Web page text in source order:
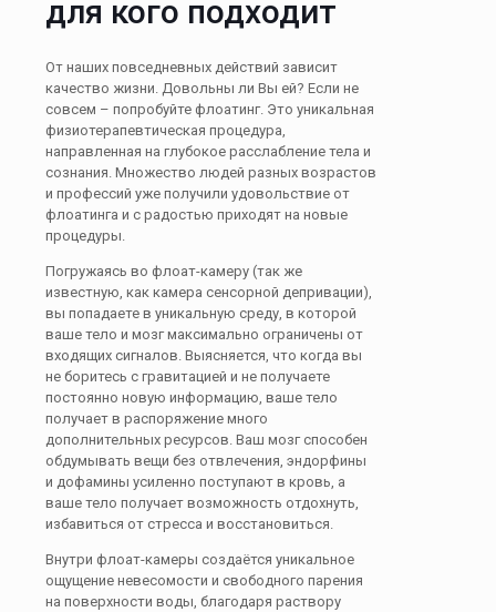
для кого подходит
От наших повседневных действий зависит
качество жизни. Довольны ли Вы ей? Если не
совсем – попробуйте флоатинг. Это уникальная
физиотерапевтическая процедура,
направленная на глубокое расслабление тела и
сознания. Множество людей разных возрастов
и профессий уже получили удовольствие от
флоатинга и с радостью приходят на новые
процедуры.
Погружаясь во флоат-камеру (так же
известную, как камера сенсорной депривации),
вы попадаете в уникальную среду, в которой
ваше тело и мозг максимально ограничены от
входящих сигналов. Выясняется, что когда вы
не боритесь с гравитацией и не получаете
постоянно новую информацию, ваше тело
получает в распоряжение много
дополнительных ресурсов. Ваш мозг способен
обдумывать вещи без отвлечения, эндорфины
и дофамины усиленно поступают в кровь, а
ваше тело получает возможность отдохнуть,
избавиться от стресса и восстановиться.
Внутри флоат-камеры создаётся уникальное
ощущение невесомости и свободного парения
на поверхности воды, благодаря раствору